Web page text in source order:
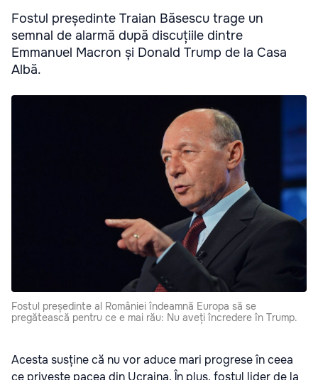
Fostul președinte Traian Băsescu trage un
semnal de alarmă după discuțiile dintre
Emmanuel Macron și Donald Trump de la Casa
Albă.
Fostul președinte al României îndeamnă Europa să se
pregătească pentru ce e mai rău: Nu aveți încredere în Trump.
Acesta susține că nu vor aduce mari progrese în ceea
ce privește pacea din Ucraina. În plus, fostul lider de la